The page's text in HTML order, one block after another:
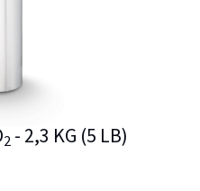
2 - 2,3 KG (5 LB)